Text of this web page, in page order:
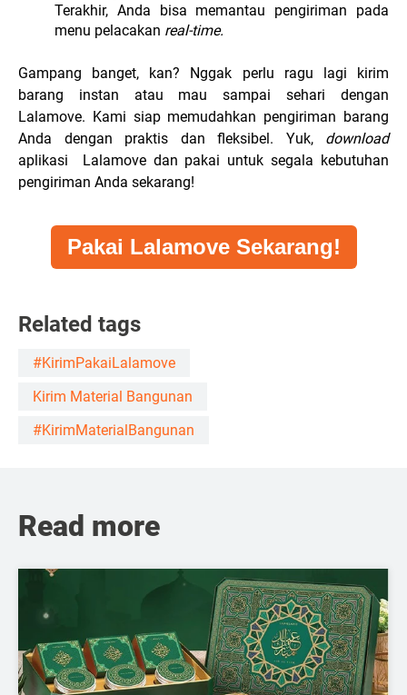
Terakhir, Anda bisa memantau pengiriman pada
menu pelacakan real-time.
Gampang banget, kan? Nggak perlu ragu lagi kirim
barang instan atau mau sampai sehari dengan
Lalamove. Kami siap memudahkan pengiriman barang
Anda dengan praktis dan fleksibel. Yuk, download
aplikasi Lalamove dan pakai untuk segala kebutuhan
pengiriman Anda sekarang!
Pakai Lalamove Sekarang!
Related tags
#KirimPakaiLalamove
Kirim Material Bangunan
#KirimMaterialBangunan
Read more